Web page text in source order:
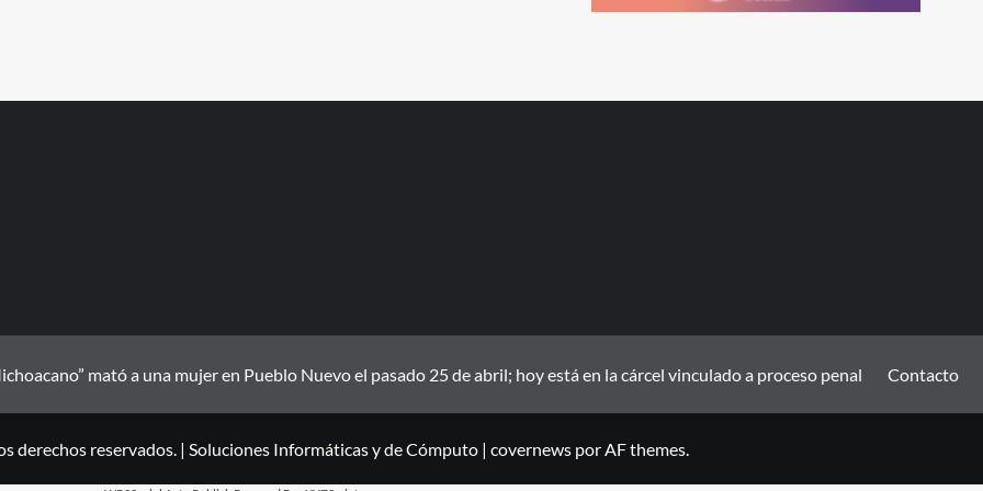
mató a una mujer en Pueblo Nuevo el pasado 25 de abril; hoy está en la cárcel vinculado a proceso penal Contacto
derechos reservados. | Soluciones Informáticas y de Cómputo | covernewspor AF themes.